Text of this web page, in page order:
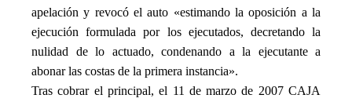
apelación y revocó el auto «estimando la oposición a la
ejecución formulada por los ejecutados, decretando la
nulidad de lo actuado, condenando a la ejecutante a
abonar las costas de la primera instancia».
Tras cobrar el principal, el 11 de marzo de 2007 CAJA